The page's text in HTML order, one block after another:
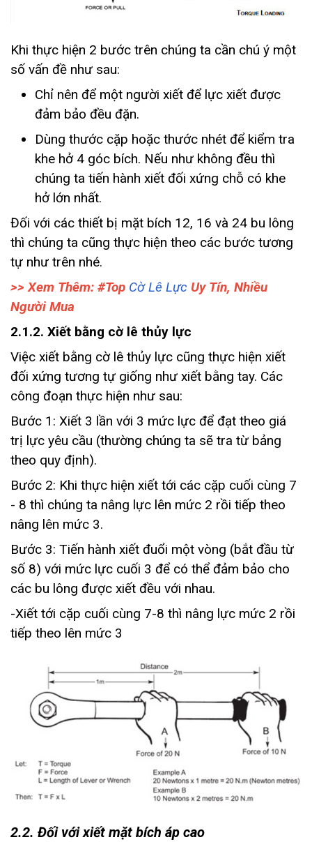
Khi thực hiện 2 bước trên chúng ta cần chú ý một
số vấn đề như sau:
Chỉ nên để một người xiết để lực xiết được
đảm bảo đều đặn.
Dùng thước cặp hoặc thước nhét để kiểm tra
khe hở 4 góc bích. Nếu như không đều thì
chúng ta tiến hành xiết đối xứng chỗ có khe
hở lớn nhất.
Đối với các thiết bị mặt bích 12, 16 và 24 bu lông
thì chúng ta cũng thực hiện theo các bước tương
tự như trên nhé.
>> Xem Thêm: #Top Cờ Lê Lực Uy Tín, Nhiều
Người Mua
2.1.2. Xiết bằng cờ lê thủy lực
Việc xiết bằng cờ lê thủy lực cũng thực hiện xiết
đối xứng tương tự giống như xiết bằng tay. Các
công đoạn thực hiện như sau:
Bước 1: Xiết 3 lần với 3 mức lực để đạt theo giá
trị lực yêu cầu (thường chúng ta sẽ tra từ bảng
theo quy định).
Bước 2: Khi thực hiện xiết tới các cặp cuối cùng 7
- 8 thì chúng ta nâng lực lên mức 2 rồi tiếp theo
nâng lên mức 3.
Bước 3: Tiến hành xiết đuổi một vòng (bắt đầu từ
số 8) với mức lực cuối 3 để có thể đảm bảo cho
các bu lông được xiết đều với nhau.
-Xiết tới cặp cuối cùng 7-8 thì nâng lực mức 2 rồi
tiếp theo lên mức 3
2.2. Đối với xiết mặt bích áp cao